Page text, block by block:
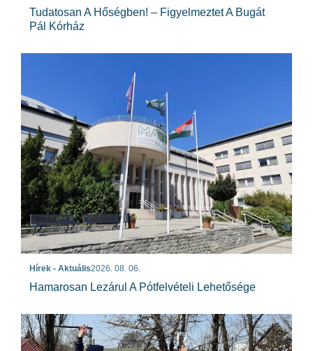
Tudatosan A Hőségben! – Figyelmeztet A Bugát
Pál Kórház
Hírek - Aktuális2026. 08. 06.
Hamarosan Lezárul A Pótfelvételi Lehetősége